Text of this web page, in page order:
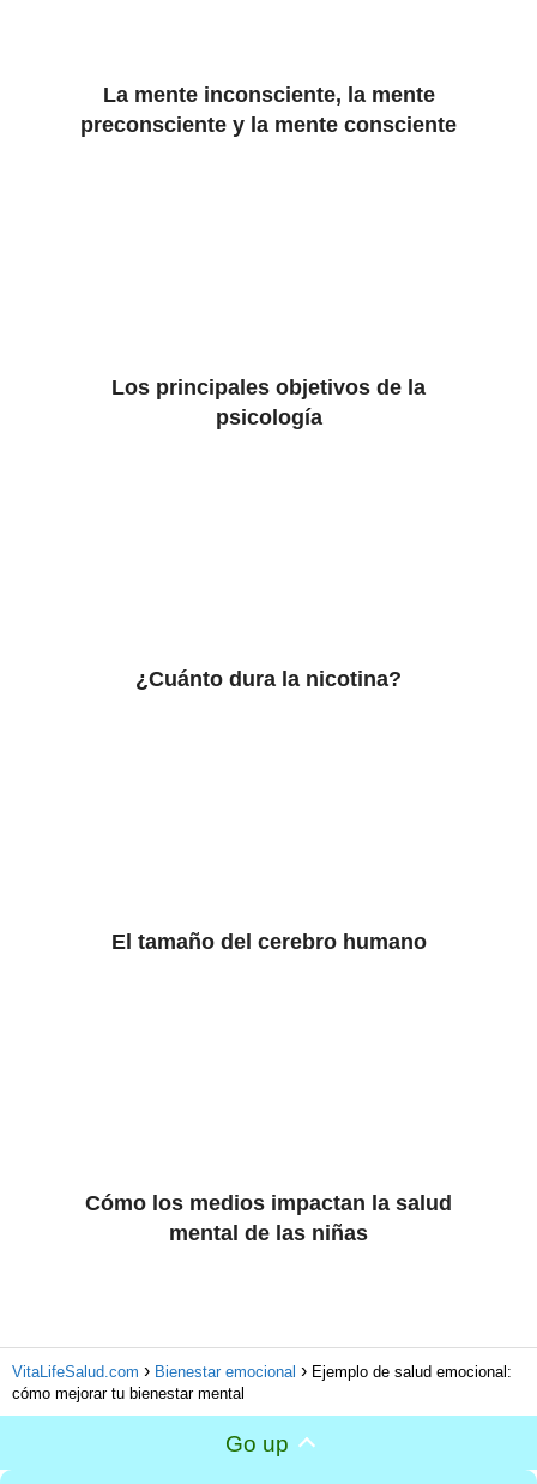
La mente inconsciente, la mente
preconsciente y la mente consciente
Los principales objetivos de la
psicología
¿Cuánto dura la nicotina?
El tamaño del cerebro humano
Cómo los medios impactan la salud
mental de las niñas
VitaLifeSalud.com Bienestar emocional
Ejemplo de salud emocional:
cómo mejorar tu bienestar mental
Go up